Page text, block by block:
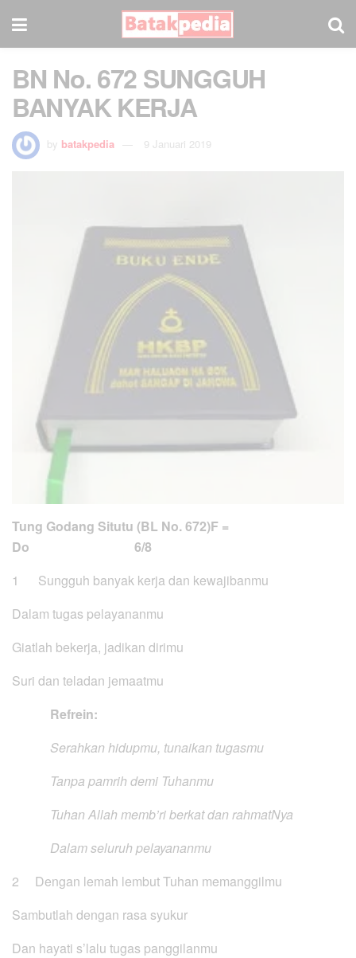
BN No. 672 SUNGGUH
BANYAK KERJA
by batakpedia 9 Januari 2019
Tung Godang Situtu (BL No. 672)F =
Do 6/8
1 Sungguh banyak kerja dan kewajibanmu
Dalam tugas pelayananmu
Giatlah bekerja, jadikan dirimu
Suri dan teladan jemaatmu
Refrein:
Serahkan hidupmu, tunaikan tugasmu
Tanpa pamrih demi Tuhanmu
Tuhan Allah memb’ri berkat dan rahmatNya
Dalam seluruh pelayananmu
2 Dengan lemah lembut Tuhan memanggilmu
Sambutlah dengan rasa syukur
Dan hayati s’lalu tugas panggilanmu